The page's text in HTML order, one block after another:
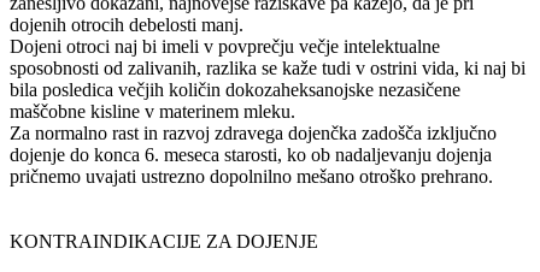
dojenih otrocih debelosti manj.
Dojeni otroci naj bi imeli v povprečju večje intelektualne
sposobnosti od zalivanih, razlika se kaže tudi v ostrini vida, ki naj bi
bila posledica večjih količin dokozaheksanojske nezasičene
maščobne kisline v materinem mleku.
Za normalno rast in razvoj zdravega dojenčka zadošča izključno
dojenje do konca 6. meseca starosti, ko ob nadaljevanju dojenja
pričnemo uvajati ustrezno dopolnilno mešano otroško prehrano.
KONTRAINDIKACIJE ZA DOJENJE